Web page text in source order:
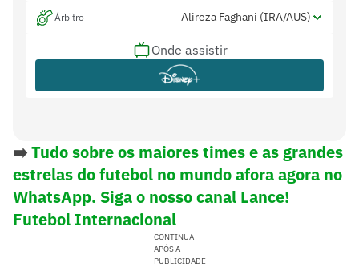
Árbitro Alireza Faghani (IRA/AUS)
Assistentes
Anton Shchetinin (AUS) e Ashley Beacham
(AUS)
Onde assistir
➡️Tudo sobre os maiores times e as grandes
estrelas do futebol no mundo afora agora no
WhatsApp. Siga o nosso canal Lance!
Futebol Internacional
CONTINUA
APÓS A
PUBLICIDADE